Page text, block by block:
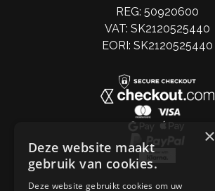
REG: 50920600
VAT: SK2120525440
EORI: SK2120525440
×
Deze website maakt
gebruik van cookies.
Deze website gebruikt cookies om uw